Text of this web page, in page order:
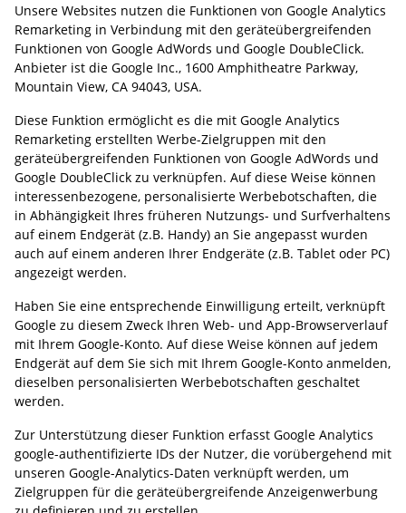
Unsere Websites nutzen die Funktionen von Google Analytics
Remarketing in Verbindung mit den geräteübergreifenden
Funktionen von Google AdWords und Google DoubleClick.
Anbieter ist die Google Inc., 1600 Amphitheatre Parkway,
Mountain View, CA 94043, USA.
Diese Funktion ermöglicht es die mit Google Analytics
Remarketing erstellten Werbe-Zielgruppen mit den
geräteübergreifenden Funktionen von Google AdWords und
Google DoubleClick zu verknüpfen. Auf diese Weise können
interessenbezogene, personalisierte Werbebotschaften, die
in Abhängigkeit Ihres früheren Nutzungs- und Surfverhaltens
auf einem Endgerät (z.B. Handy) an Sie angepasst wurden
auch auf einem anderen Ihrer Endgeräte (z.B. Tablet oder PC)
angezeigt werden.
Haben Sie eine entsprechende Einwilligung erteilt, verknüpft
Google zu diesem Zweck Ihren Web- und App-Browserverlauf
mit Ihrem Google-Konto. Auf diese Weise können auf jedem
Endgerät auf dem Sie sich mit Ihrem Google-Konto anmelden,
dieselben personalisierten Werbebotschaften geschaltet
werden.
Zur Unterstützung dieser Funktion erfasst Google Analytics
google-authentifizierte IDs der Nutzer, die vorübergehend mit
unseren Google-Analytics-Daten verknüpft werden, um
Zielgruppen für die geräteübergreifende Anzeigenwerbung